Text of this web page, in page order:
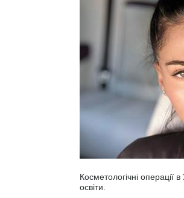
Косметологічні операції
освіти.